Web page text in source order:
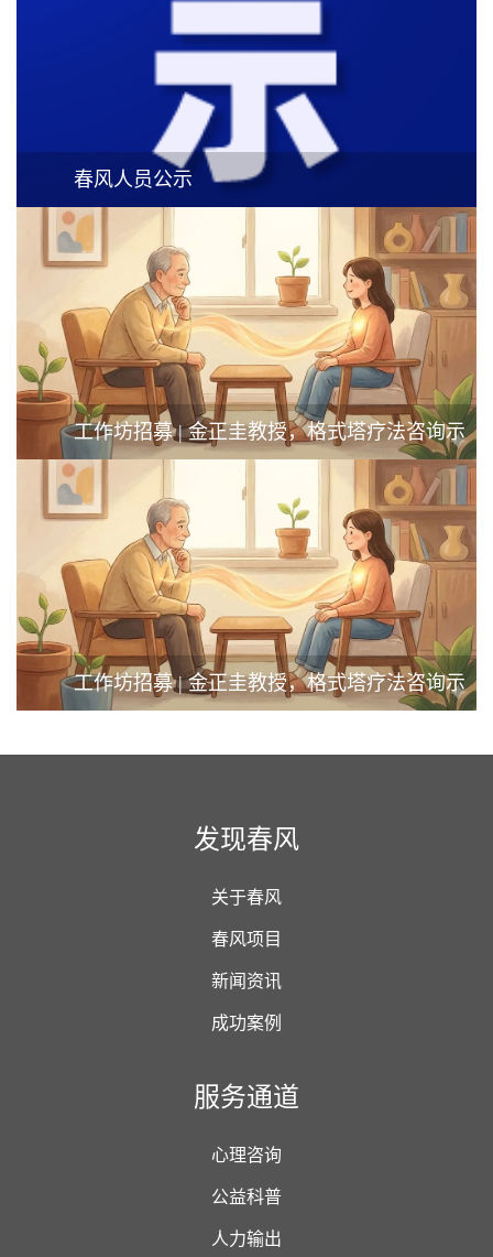
春风人员公示
工作坊招募 | 金正圭教授，格式塔疗法咨询示
范与督导工作坊
工作坊招募 | 金正圭教授，格式塔疗法咨询示
发现春风
关于春风
春风项目
新闻资讯
成功案例
服务通道
心理咨询
公益科普
人力输出